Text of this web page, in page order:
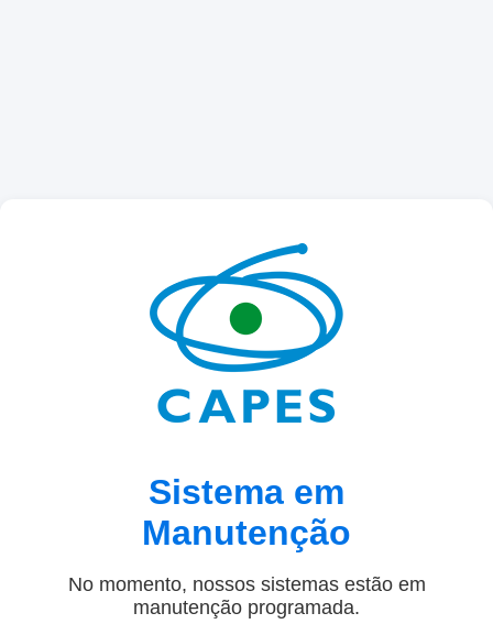
Sistema em
Manutenção
No momento, nossos sistemas estão em
manutenção programada.